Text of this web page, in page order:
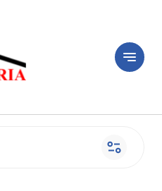
notes
page_info